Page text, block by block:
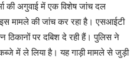
की अगुवाई में एक विशेष जांच दल
मामले की जांच कर रहा है। एसआईटी
ठिकानों पर दबिश दे रही हैं। पुलिस ने
में ले लिया है। यह गाड़ी मामले से जुड़ी